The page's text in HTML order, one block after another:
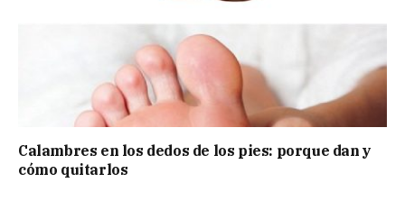
Calambres en los dedos de los pies: porque dan y
cómo quitarlos